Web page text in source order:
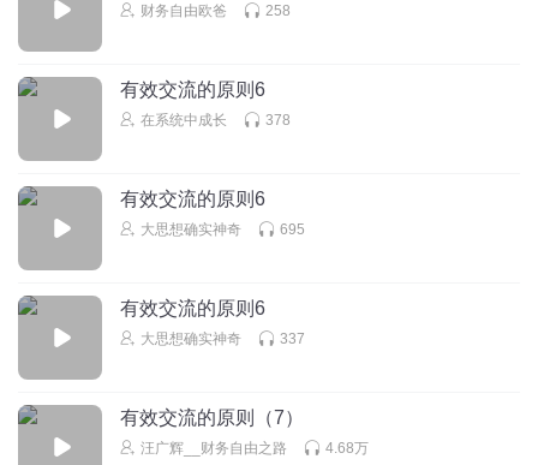
财务自由欧爸 258
有效交流的原则6
在系统中成长 378
有效交流的原则6
大思想确实神奇 695
有效交流的原则6
大思想确实神奇 337
有效交流的原则（7）
汪广辉__财务自由之路 4.68万